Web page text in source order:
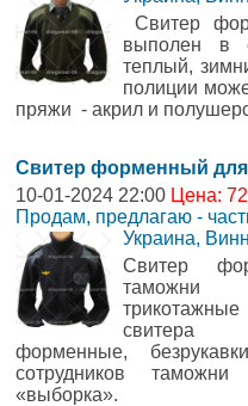
Свитер
выполен в
теплый,
полиции
пряжи - акрил и
Свитер форменный
10-01-2024 22:00 Цена:
Продам, предлагаю -
Украина,
Свитер
таможни
свитера
форменные,
сотрудников
«выборка».